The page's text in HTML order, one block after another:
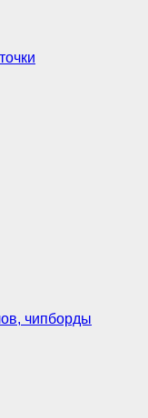
чипборды